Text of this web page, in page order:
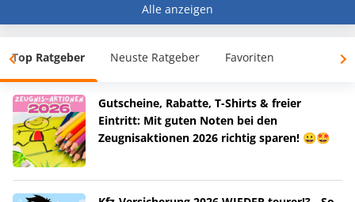
Alle anzeigen
Top Ratgeber Neuste Ratgeber Favoriten
Gutscheine, Rabatte, T-Shirts & freier
Eintritt: Mit guten Noten bei den
Zeugnisaktionen 2026 richtig sparen! 😀🤩